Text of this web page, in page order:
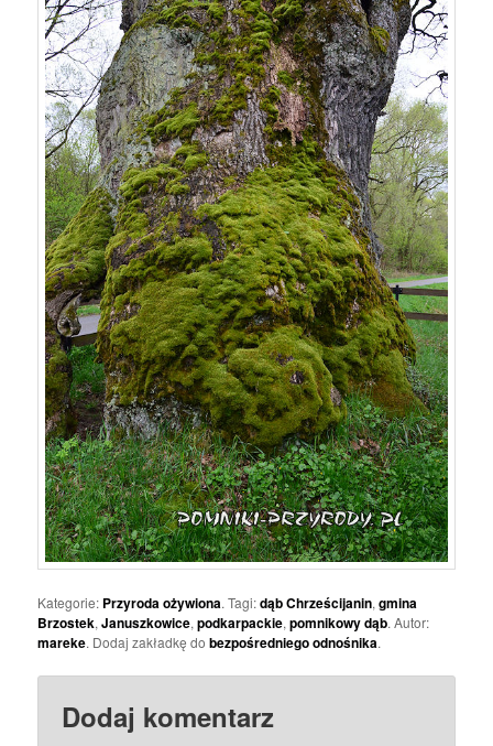
Kategorie: Przyroda ożywiona. Tagi:dąb Chrześcijanin,gmina
Brzostek,Januszkowice,podkarpackie,pomnikowy dąb. Autor:
mareke. Dodaj zakładkę dobezpośredniego odnośnika.
Dodaj komentarz